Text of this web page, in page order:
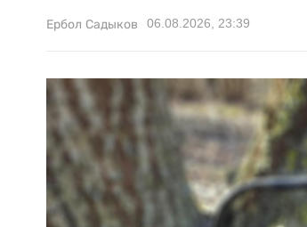
Ербол Садыков 06.08.2026, 23:39